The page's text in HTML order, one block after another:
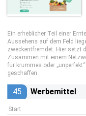
Ein erheblicher Teil einer
Aussehens auf dem Feld
zweckentfremdet. Hier setzt
Zusammen mit einem
für krummes oder
geschaffen.
45 Werbemittel
Start